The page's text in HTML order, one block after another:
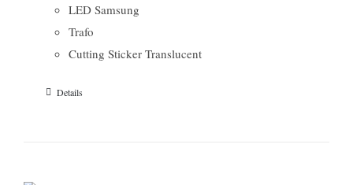
LED Samsung
Trafo
Cutting Sticker Translucent
Details